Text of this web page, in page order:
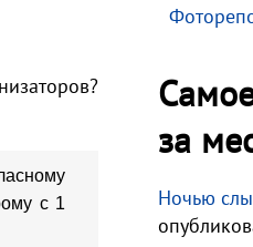
с 1
за
Ночью